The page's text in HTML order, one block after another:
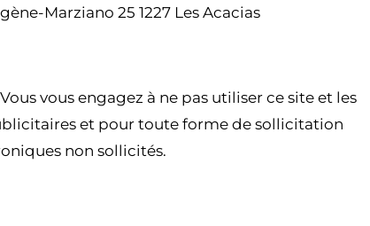
Marziano 25 1227 Les Acacias
vous engagez à ne pas utiliser ce site et les
et pour toute forme de sollicitation
non sollicités.